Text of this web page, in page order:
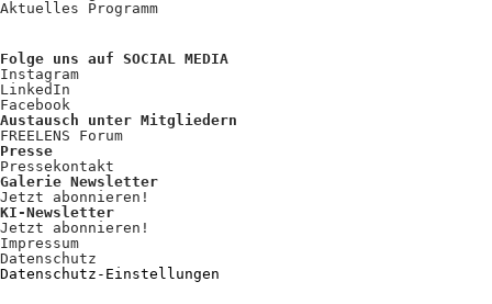
Aktuelles Programm
Folge uns auf SOCIAL MEDIA
Instagram
LinkedIn
Facebook
Austausch unter Mitgliedern
FREELENS Forum
Presse
Pressekontakt
Galerie Newsletter
Jetzt abonnieren!
KI-Newsletter
Jetzt abonnieren!
Impressum
Datenschutz
Datenschutz-Einstellungen